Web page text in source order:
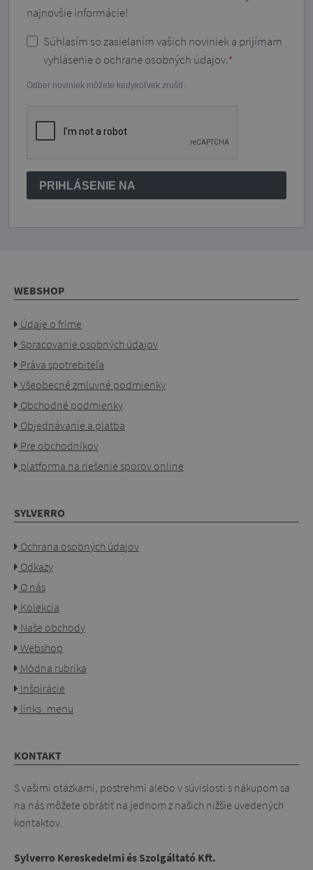
najnovšie informácie!
Súhlasím so zasielaním vašich noviniek a prijímam
vyhlásenie o ochrane osobných údajov.
Odber noviniek môžete kedykoľvek zrušiť.
PRIHLÁSENIE NA
WEBSHOP
Údaje o frime
Spracovanie osobných údajov
Práva spotrebiteľa
Všeobecné zmluvné podmienky
Obchodné podmienky
Objednávanie a platba
Pre obchodníkov
platforma na riešenie sporov online
SYLVERRO
Ochrana osobných údajov
Odkazy
O nás
Kolekcia
Naše obchody
Webshop
Módna rubrika
Inšpirácie
links_menu
KONTAKT
S vašimi otázkami, postrehmi alebo v súvislosti s nákupom sa
na nás môžete obrátiť na jednom z našich nižšie uvedených
kontaktov.
Sylverro Kereskedelmi és Szolgáltató Kft.